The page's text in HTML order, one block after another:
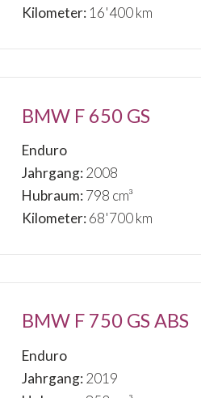
Kilometer:16'400 km
BMW F 650 GS
Enduro
Jahrgang:2008
Hubraum:798 cm³
Kilometer:68'700 km
BMW F 750 GS ABS
Enduro
Jahrgang:2019